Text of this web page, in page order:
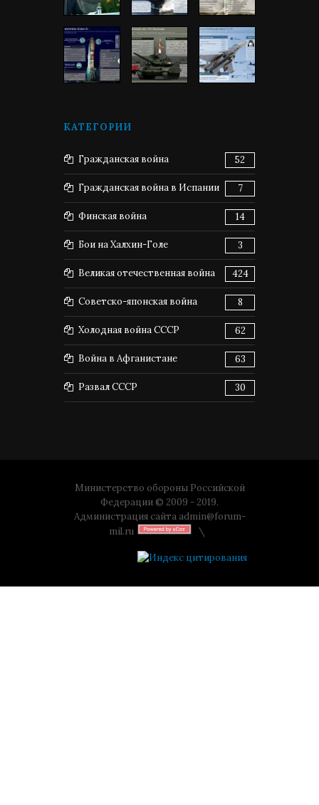
КАТЕГОРИИ
Гражданская война 52
Гражданская война в Испании 7
Финская война 14
Бои на Халхин-Голе 3
Великая отечественная война 424
Советско-японская война 8
Холодная война СССР 62
Война в Афганистане 63
Развал СССР 30
Министерство обороны Российской
Федерации © 2009 - 2019.
Администрация сайта admin@forum-
mil.ru